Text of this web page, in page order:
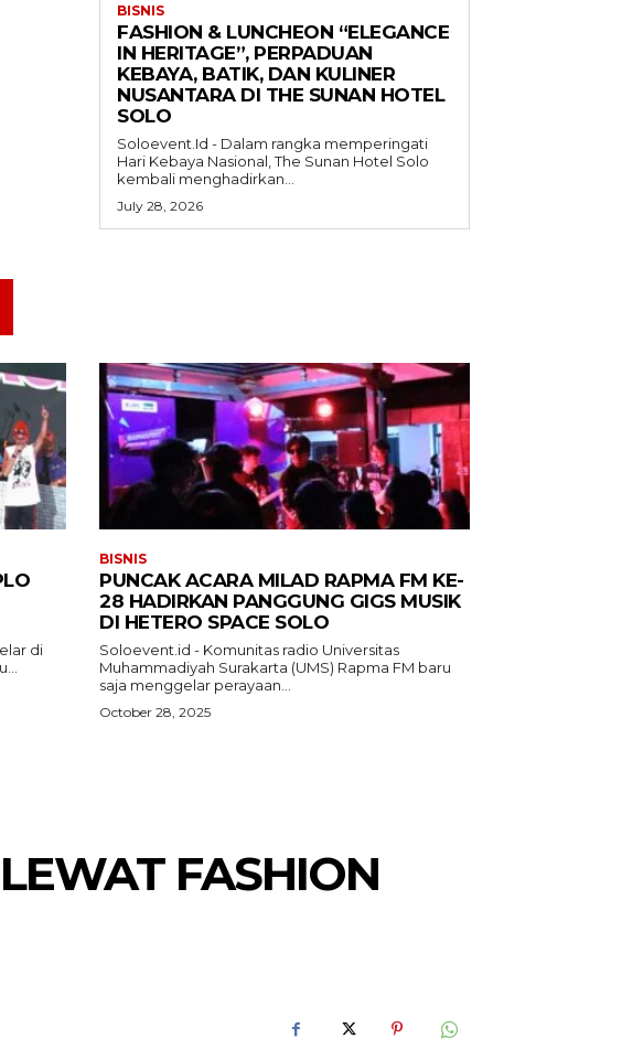
BISNIS
FASHION & LUNCHEON “ELEGANCE
IN HERITAGE”, PERPADUAN
KEBAYA, BATIK, DAN KULINER
NUSANTARA DI THE SUNAN HOTEL
SOLO
Soloevent.Id - Dalam rangka memperingati
Hari Kebaya Nasional, The Sunan Hotel Solo
kembali menghadirkan...
July 28, 2026
di
BISNIS
PUNCAK ACARA MILAD RAPMA FM KE-
28 HADIRKAN PANGGUNG GIGS MUSIK
DI HETERO SPACE SOLO
Soloevent.id - Komunitas radio Universitas
Muhammadiyah Surakarta (UMS) Rapma FM baru
saja menggelar perayaan...
October 28, 2025